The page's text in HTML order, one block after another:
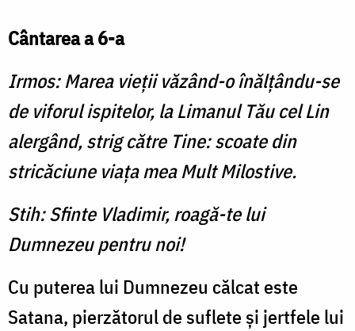
Cântarea a 6-a
Irmos: Marea vieţii văzând-o înălţându-se
de viforul ispitelor, la Limanul Tău cel Lin
alergând, strig către Tine: scoate din
stricăciune viaţa mea Mult Milostive.
Stih: Sfinte Vladimir, roagă-te lui
Dumnezeu pentru noi!
Cu puterea lui Dumnezeu călcat este
Satana, pierzătorul de suflete și jertfele lui